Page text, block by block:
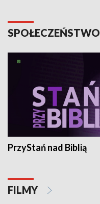
SPOŁECZEŃSTWO
PrzyStań nad Biblią
FILMY